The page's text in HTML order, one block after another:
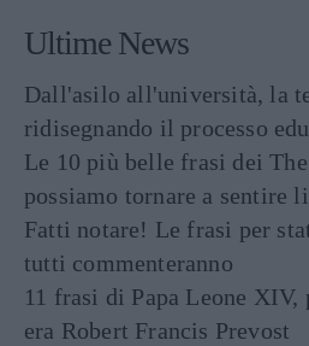
Ultime News
Dall'asilo all'università, la
ridisegnando il processo
Le 10 più belle frasi dei
possiamo tornare a sentire
Fatti notare! Le frasi per
tutti commenteranno
11 frasi di Papa Leone XIV,
era Robert Francis Prevost